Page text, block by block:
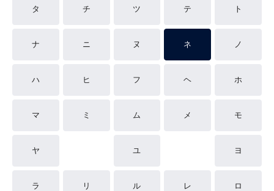
タ チ ツ テ ト
ナ ニ ヌ ネ ノ
ハ ヒ フ ヘ ホ
マ ミ ム メ モ
ヤ ユ ヨ
ラ リ ル レ ロ